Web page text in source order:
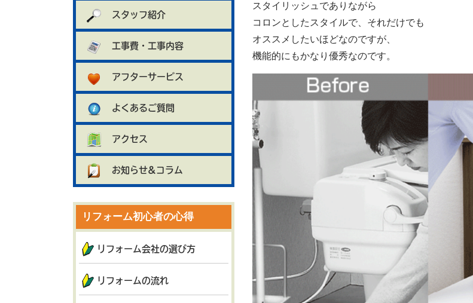
スタイリッシュでありながら
コロンとしたスタイルで、それだけでも
オススメしたいほどなのですが、
機能的にもかなり優秀なのです。
スタッフ紹介
工事費・工事内容
アフターサービス
よくあるご質問
アクセス
お知らせ&コラム
リフォーム初心者の心得
リフォーム会社の選び方
リフォームの流れ